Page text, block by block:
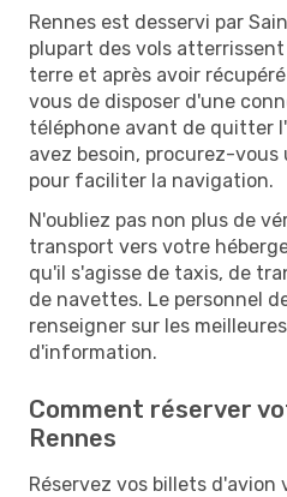
Rennes est desservi par
plupart des vols atterrissent
terre et après avoir
vous de disposer d'une
téléphone avant de quitter
avez besoin, procurez-vous
pour faciliter la navigation.
N'oubliez pas non plus de
transport vers votre
qu'il s'agisse de taxis, de
de navettes. Le personnel
renseigner sur les
d'information.
Comment réserver
Rennes
Réservez vos billets d'avion